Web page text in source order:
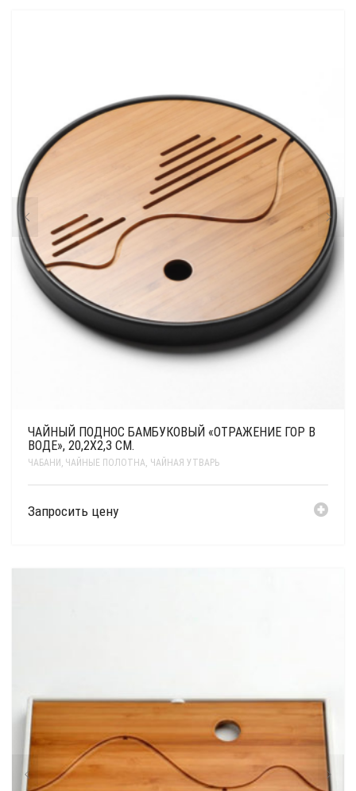
ЧАЙНЫЙ ПОДНОС БАМБУКОВЫЙ «ОТРАЖЕНИЕ ГОР В
ВОДЕ», 20,2Х2,3 СМ.
ЧАБАНИ, ЧАЙНЫЕ ПОЛОТНА, ЧАЙНАЯ УТВАРЬ
Запросить цену